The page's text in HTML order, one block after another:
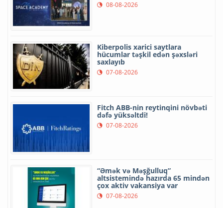
08-08-2026
Kiberpolis xarici saytlara
hücumlar təşkil edən şəxsləri
saxlayıb
07-08-2026
Fitch ABB-nin reytinqini növbəti
dəfə yüksəltdi!
07-08-2026
“Əmək və Məşğulluq”
altsistemində hazırda 65 mindən
çox aktiv vakansiya var
07-08-2026